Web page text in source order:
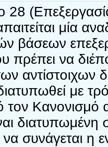
μία
βάσεων
πρέπει να
με
τον Κανονισμό
διατυπωμένη
συνάγεται η